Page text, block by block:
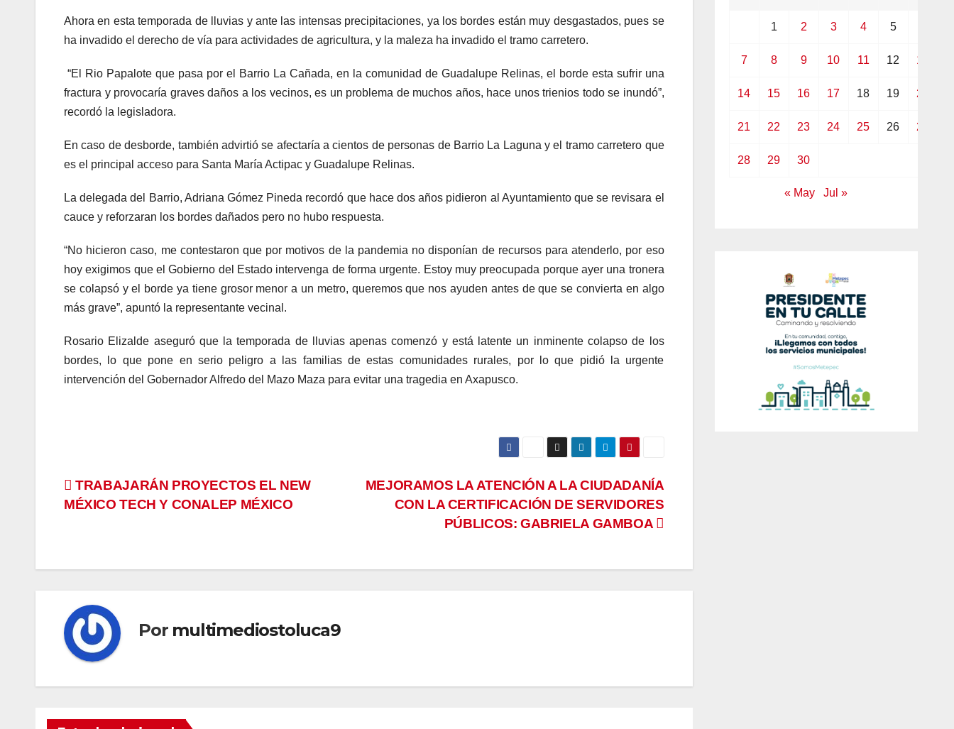
Ahora en esta temporada de lluvias y ante las intensas precipitaciones, ya los bordes están muy desgastados, pues se
ha invadido el derecho de vía para actividades de agricultura, y la maleza ha invadido el tramo carretero.
“El Rio Papalote que pasa por el Barrio La Cañada, en la comunidad de Guadalupe Relinas, el borde esta sufrir una
fractura y provocaría graves daños a los vecinos, es un problema de muchos años, hace unos trienios todo se inundó”,
recordó la legisladora.
En caso de desborde, también advirtió se afectaría a cientos de personas de Barrio La Laguna y el tramo carretero que
es el principal acceso para Santa María Actipac y Guadalupe Relinas.
La delegada del Barrio, Adriana Gómez Pineda recordó que hace dos años pidieron al Ayuntamiento que se revisara el
cauce y reforzaran los bordes dañados pero no hubo respuesta.
“No hicieron caso, me contestaron que por motivos de la pandemia no disponían de recursos para atenderlo, por eso
hoy exigimos que el Gobierno del Estado intervenga de forma urgente. Estoy muy preocupada porque ayer una tronera
se colapsó y el borde ya tiene grosor menor a un metro, queremos que nos ayuden antes de que se convierta en algo
más grave”, apuntó la representante vecinal.
Rosario Elizalde aseguró que la temporada de lluvias apenas comenzó y está latente un inminente colapso de los
bordes, lo que pone en serio peligro a las familias de estas comunidades rurales, por lo que pidió la urgente
intervención del Gobernador Alfredo del Mazo Maza para evitar una tragedia en Axapusco.
Navegación
MEJORAMOS LA ATENCIÓN A LA CIUDADANÍA
CON LA CERTIFICACIÓN DE SERVIDORES
PÚBLICOS: GABRIELA GAMBOA
TRABAJARÁN PROYECTOS EL NEW
MÉXICO TECH Y CONALEP MÉXICO
Por multimediostoluca9
1 2 3 4 5
7 8 9 10 11 12 13
14 15 16 17 18 19 20
21 22 23 24 25 26 27
28 29 30
« May Jul »